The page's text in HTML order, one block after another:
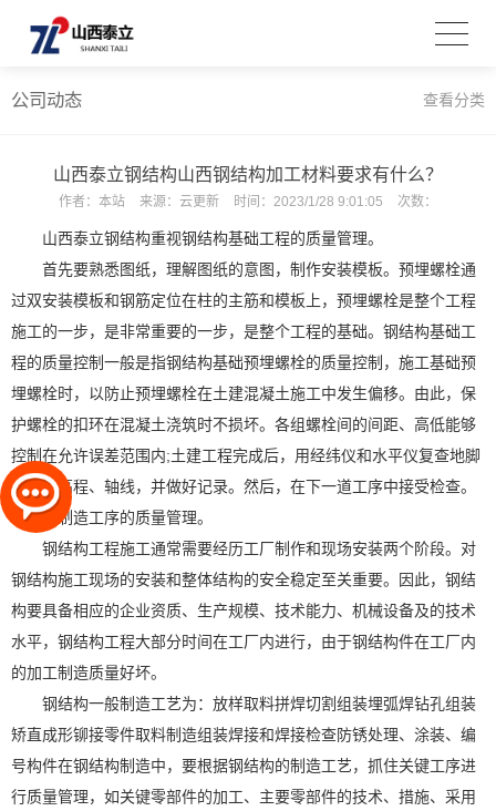
公司动态 查看分类
山西泰立钢结构山西钢结构加工材料要求有什么？
作者： 本站 来源： 云更新 时间： 2023/1/28 9:01:05 次数：
山西泰立钢结构重视钢结构基础工程的质量管理。
首先要熟悉图纸，理解图纸的意图，制作安装模板。预埋螺栓通
过双安装模板和钢筋定位在柱的主筋和模板上，预埋螺栓是整个工程
施工的一步，是非常重要的一步，是整个工程的基础。钢结构基础工
程的质量控制一般是指钢结构基础预埋螺栓的质量控制，施工基础预
埋螺栓时，以防止预埋螺栓在土建混凝土施工中发生偏移。由此，保
护螺栓的扣环在混凝土浇筑时不损坏。各组螺栓间的间距、高低能够
控制在允许误差范围内;土建工程完成后，用经纬仪和水平仪复查地脚
螺栓的高程、轴线，并做好记录。然后，在下一道工序中接受检查。
钢结构制造工序的质量管理。
钢结构工程施工通常需要经历工厂制作和现场安装两个阶段。对
钢结构施工现场的安装和整体结构的安全稳定至关重要。因此，钢结
构要具备相应的企业资质、生产规模、技术能力、机械设备及的技术
水平，钢结构工程大部分时间在工厂内进行，由于钢结构件在工厂内
的加工制造质量好坏。
钢结构一般制造工艺为：放样取料拼焊切割组装埋弧焊钻孔组装
矫直成形铆接零件取料制造组装焊接和焊接检查防锈处理、涂装、编
号构件在钢结构制造中，要根据钢结构的制造工艺，抓住关键工序进
行质量管理，如关键零部件的加工、主要零部件的技术、措施、采用